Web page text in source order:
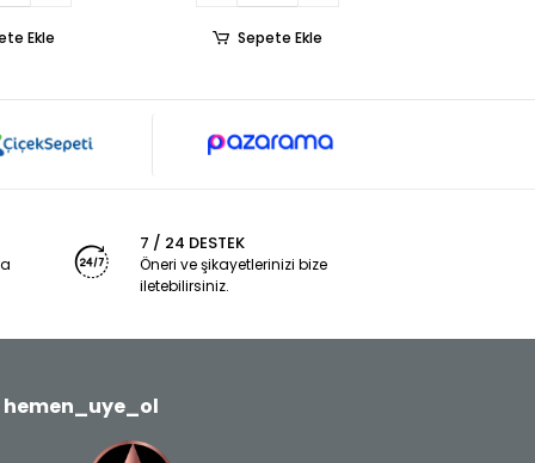
Ekle Sepete Ekle
7 / 24 DESTEK
Öneri ve şikayetlerinizi bize
iletebilirsiniz.
hemen_uye_ol